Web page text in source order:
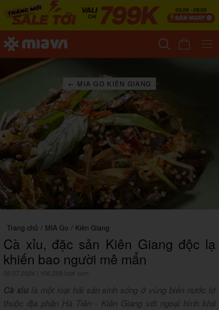
← MIA GO KIÊN GIANG
Trang chủ / MIA Go / Kiên Giang
Cà xỉu, đặc sản Kiên Giang độc lạ
khiến bao người mê mẩn
09.07.2024 106,259 lượt xem
Cà xỉulà một loại hải sản sinh sống ở vùng biển nước lợ
thuộc địa phận Hà Tiên - Kiên Giang với ngoại hình khá